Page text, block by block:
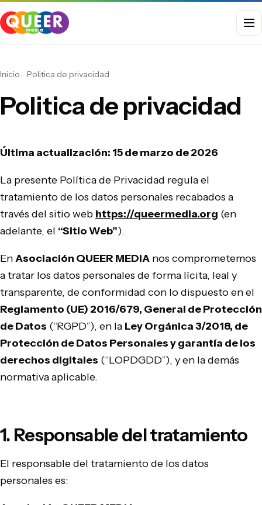
Inicio Politica de privacidad
Politica de privacidad
Última actualización: 15 de marzo de 2026
La presente Política de Privacidad regula el
tratamiento de los datos personales recabados a
través del sitio web https://queermedia.org (en
adelante, el “Sitio Web”).
EnAsociación QUEER MEDIA nos comprometemos
a tratar los datos personales de forma lícita, leal y
transparente, de conformidad con lo dispuesto en el
Reglamento (UE) 2016/679, General de Protección
de Datos (“RGPD”), en la Ley Orgánica 3/2018, de
Protección de Datos Personales y garantía de los
derechos digitales (“LOPDGDD”), y en la demás
normativa aplicable.
1. Responsable del tratamiento
El responsable del tratamiento de los datos
personales es: